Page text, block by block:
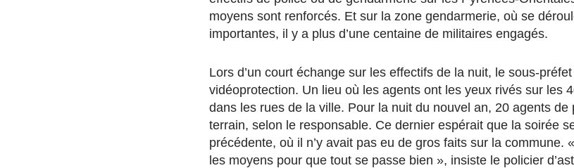
moyens sont renforcés. Et sur la zone gendarmerie, où se
importantes, il y a plus d’une centaine de militaires engagés.
Lors d’un court échange sur les effectifs de la nuit, le sous-
vidéoprotection. Un lieu où les agents ont les yeux rivés sur les
dans les rues de la ville. Pour la nuit du nouvel an, 20 agents
terrain, selon le responsable. Ce dernier espérait que la soirée
précédente, où il n’y avait pas eu de gros faits sur la commune.
les moyens pour que tout se passe bien », insiste le policier